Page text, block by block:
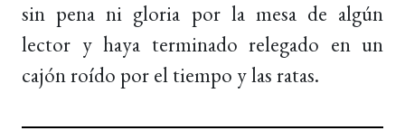
sin pena ni gloria por la mesa de algún
lector y haya terminado relegado en un
cajón roído por el tiempo y las ratas.